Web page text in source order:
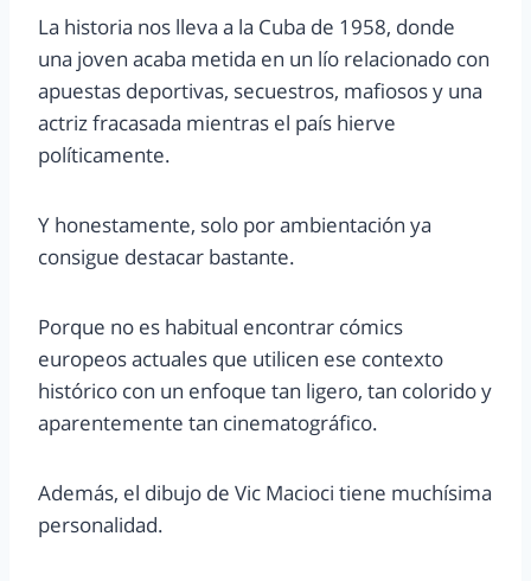
La historia nos lleva a la Cuba de 1958, donde
una joven acaba metida en un lío relacionado con
apuestas deportivas, secuestros, mafiosos y una
actriz fracasada mientras el país hierve
políticamente.
Y honestamente, solo por ambientación ya
consigue destacar bastante.
Porque no es habitual encontrar cómics
europeos actuales que utilicen ese contexto
histórico con un enfoque tan ligero, tan colorido y
aparentemente tan cinematográfico.
Además, el dibujo de Vic Macioci tiene muchísima
personalidad.